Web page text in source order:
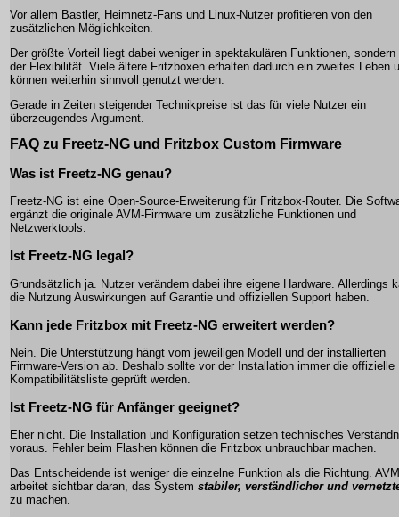
Vor allem Bastler, Heimnetz-Fans und Linux-Nutzer profitieren von den
zusätzlichen Möglichkeiten.
Der größte Vorteil liegt dabei weniger in spektakulären Funktionen, sondern
der Flexibilität. Viele ältere Fritzboxen erhalten dadurch ein zweites Leben
können weiterhin sinnvoll genutzt werden.
Gerade in Zeiten steigender Technikpreise ist das für viele Nutzer ein
überzeugendes Argument.
FAQ zu Freetz-NG und Fritzbox Custom Firmware
Was ist Freetz-NG genau?
Freetz-NG ist eine Open-Source-Erweiterung für Fritzbox-Router. Die
ergänzt die originale AVM-Firmware um zusätzliche Funktionen und
Netzwerktools.
Ist Freetz-NG legal?
Grundsätzlich ja. Nutzer verändern dabei ihre eigene Hardware. Allerdings
die Nutzung Auswirkungen auf Garantie und offiziellen Support haben.
Kann jede Fritzbox mit Freetz-NG erweitert werden?
Nein. Die Unterstützung hängt vom jeweiligen Modell und der installierten
Firmware-Version ab. Deshalb sollte vor der Installation immer die offizielle
Kompatibilitätsliste geprüft werden.
Ist Freetz-NG für Anfänger geeignet?
Eher nicht. Die Installation und Konfiguration setzen technisches
voraus. Fehler beim Flashen können die Fritzbox unbrauchbar machen.
Das Entscheidende ist weniger die einzelne Funktion als die Richtung. AVM
arbeitet sichtbar daran, das System stabiler, verständlicher und
zu machen.